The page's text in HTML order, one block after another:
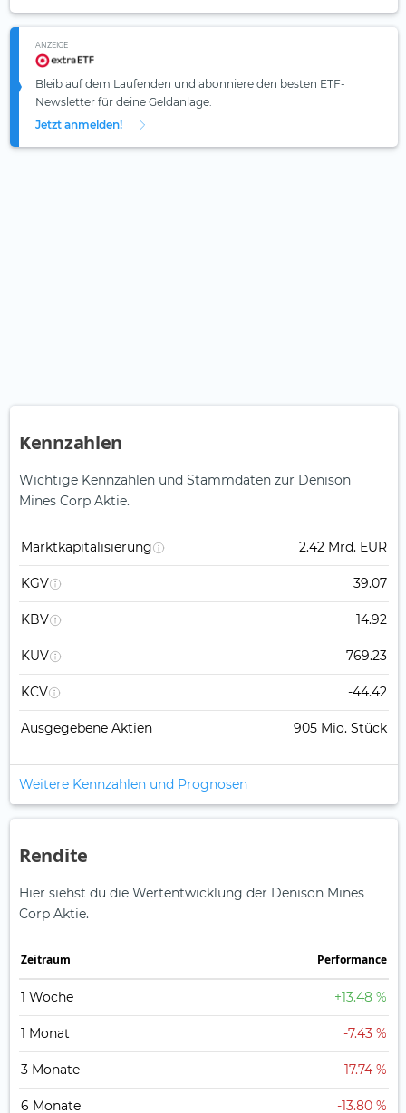
ANZEIGE
Bleib auf dem Laufenden und abonniere den besten ETF-
Newsletter für deine Geldanlage.
Jetzt anmelden!
Kennzahlen
Wichtige Kennzahlen und Stammdaten zur Denison
Mines Corp Aktie.
Marktkapitalisierung 2.42 Mrd. EUR
KGV 39.07
KBV 14.92
KUV 769.23
KCV -44.42
Ausgegebene Aktien 905 Mio. Stück
Weitere Kennzahlen und Prognosen
Rendite
Hier siehst du die Wertentwicklung der Denison Mines
Corp Aktie.
Zeitraum Perfor­mance
1 Woche +13.48 %
1 Monat -7.43 %
3 Monate -17.74 %
6 Monate -13.80 %